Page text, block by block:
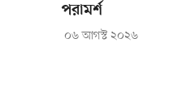
পরামর্শ
০৬ আগস্ট ২০২৬